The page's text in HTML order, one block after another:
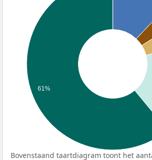
61%
Bovenstaand taartdiagram toont het